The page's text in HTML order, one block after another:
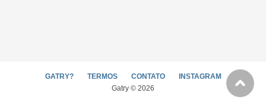
GATRY? TERMOS CONTATO
INSTAGRAM
Gatry © 2026